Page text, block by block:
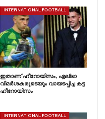
INTERNATIONAL FOOTBALL
ഇതാണ് ഹീറോയിസം, എല്ലാ
വിമർശകരുടെയും വായടപ്പിച്ച കട്ട
ഹീറോയിസം
INTERNATIONAL FOOTBALL